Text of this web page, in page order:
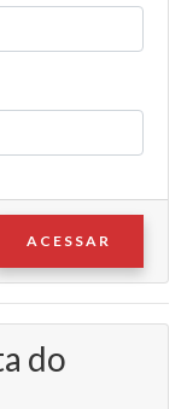
ACESSAR
do